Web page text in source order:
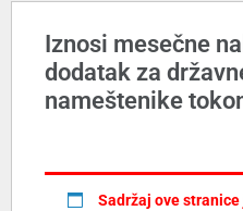
Iznosi mesečne
dodatak za
nameštenike
Sadržaj ove